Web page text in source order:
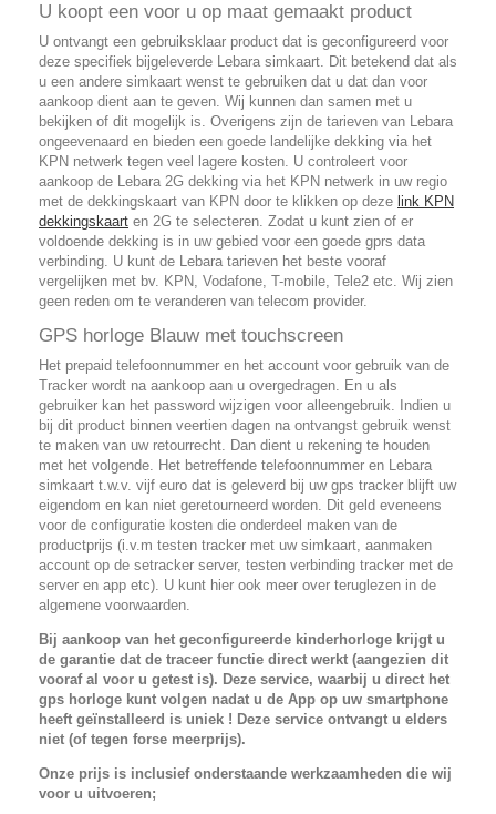
U koopt een voor u op maat gemaakt product
U ontvangt een gebruiksklaar product dat is geconfigureerd voor
deze specifiek bijgeleverde Lebara simkaart. Dit betekend dat als
u een andere simkaart wenst te gebruiken dat u dat dan voor
aankoop dient aan te geven. Wij kunnen dan samen met u
bekijken of dit mogelijk is. Overigens zijn de tarieven van Lebara
ongeevenaard en bieden een goede landelijke dekking via het
KPN netwerk tegen veel lagere kosten. U controleert voor
aankoop de Lebara 2G dekking via het KPN netwerk in uw regio
met de dekkingskaart van KPN door te klikken op deze link KPN
dekkingskaart en 2G te selecteren. Zodat u kunt zien of er
voldoende dekking is in uw gebied voor een goede gprs data
verbinding. U kunt de Lebara tarieven het beste vooraf
vergelijken met bv. KPN, Vodafone, T-mobile, Tele2 etc. Wij zien
geen reden om te veranderen van telecom provider.
GPS horloge Blauw met touchscreen
Het prepaid telefoonnummer en het account voor gebruik van de
Tracker wordt na aankoop aan u overgedragen. En u als
gebruiker kan het password wijzigen voor alleengebruik. Indien u
bij dit product binnen veertien dagen na ontvangst gebruik wenst
te maken van uw retourrecht. Dan dient u rekening te houden
met het volgende. Het betreffende telefoonnummer en Lebara
simkaart t.w.v. vijf euro dat is geleverd bij uw gps tracker blijft uw
eigendom en kan niet geretourneerd worden. Dit geld eveneens
voor de configuratie kosten die onderdeel maken van de
productprijs (i.v.m testen tracker met uw simkaart, aanmaken
account op de setracker server, testen verbinding tracker met de
server en app etc). U kunt hier ook meer over teruglezen in de
algemene voorwaarden.
Bij aankoop van het geconfigureerde kinderhorloge krijgt u
de garantie dat de traceer functie direct werkt (aangezien dit
vooraf al voor u getest is). Deze service, waarbij u direct het
gps horloge kunt volgen nadat u de App op uw smartphone
heeft geïnstalleerd is uniek ! Deze service ontvangt u elders
niet (of tegen forse meerprijs).
Onze prijs is inclusief onderstaande werkzaamheden die wij
voor u uitvoeren;